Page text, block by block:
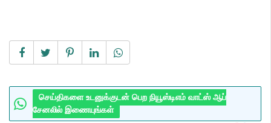
செய்திகளை உடனுக்குடன் பெற நியூஸ்டிஎம் வாட்ஸ் ஆப்
சேனலில் இணையுங்கள்